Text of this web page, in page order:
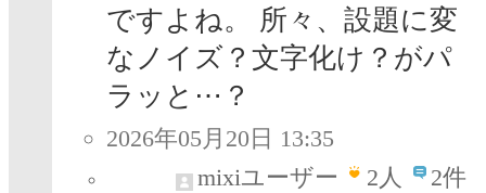
ですよね。 所々、設題に変
なノイズ？文字化け？がパ
ラッと⋯？
2026年05月20日 13:35
mixiユーザー
2人 2件